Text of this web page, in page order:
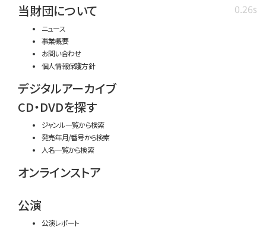
0.26s
当財団について
ニュース
事業概要
お問い合わせ
個人情報保護方針
デジタルアーカイブ
CD・DVDを探す
ジャンル一覧から検索
発売年月/番号から検索
人名一覧から検索
オンラインストア
公演
公演レポート